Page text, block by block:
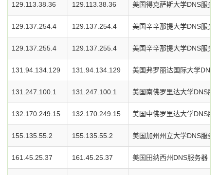
129.113.38.36 129.113.38.36 美国得克萨斯大学DNS服务
129.137.254.4 129.137.254.4 美国辛辛那提大学DNS服务
129.137.255.4 129.137.255.4 美国辛辛那提大学DNS服务
131.94.134.129 131.94.134.129 美国弗罗丽达国际大学DNS
131.247.100.1 131.247.100.1 美国南佛罗里达大学DNS服
132.170.249.15 132.170.249.15 美国中佛罗里达大学DNS服
155.135.55.2 155.135.55.2 美国加州州立大学DNS服务
161.45.25.37 161.45.25.37 美国田纳西州DNS服务器